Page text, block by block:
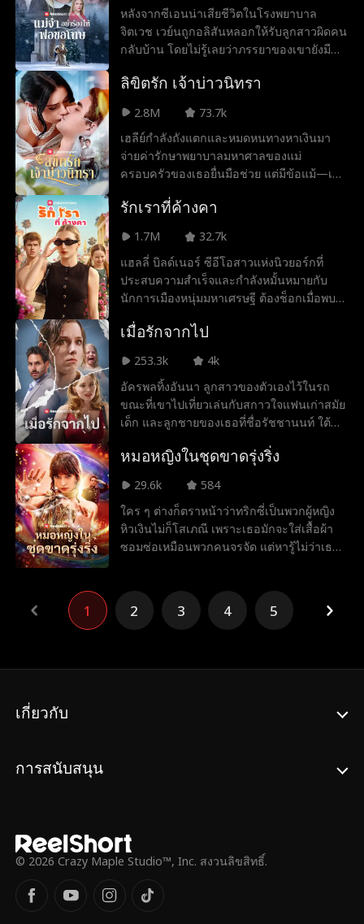
ตลอดกาล! แต่เขาจะทำอย่างไรเพื่อพาเธอกลับ
มาล่ะ?
หลังจากซีเอนน่าเสียชีวิตในโรงพยาบาล
จิตเวช เวย์นถูกอลิสันหลอกให้รับลูกสาวผิดคน
กลับบ้าน โดยไม่รู้เลยว่าภรรยาของเขายังมี
ร์เล็ต หญิงผู้ไร้ความปรานี ผู้ที่พร้อมจะแฉทุก
ลูกสาวของเธอ
ลิขิตรัก เจ้าบ่าวนิทรา
2.8M
73.7k
เฮลีย์กำลังถังแตกและหมดหนทางหาเงินมา
จ่ายค่ารักษาพยาบาลมหาศาลของแม่
ครอบครัวของเธอยื่นมือช่วย แต่มีข้อแม้—เธอ
ชายที่กำลังอยู่ในอาการโคม่าหลังอุบัติเหตุร้าย
เอล เทรนต์ก็กลับมามีชีวิตอีกครั้ง เมื่อเขาฟื้น
ขึ้นมาและพบว่าตัวเองหมั้นหมายกับหญิงแปลก
หน้าที่เขาไม่เคยรู้จักมาก่อน!
รักเราที่ค้างคา
1.7M
32.7k
แฮลลี่ บิลด์เนอร์ ซีอีโอสาวแห่งนิวยอร์กที่
ประสบความสำเร็จและกำลังหมั้นหมายกับ
นักการเมืองหนุ่มมหาเศรษฐี ต้องช็อกเมื่อพบ
เลย ด้วยความตั้งใจที่จะจัดการเรื่องในอดีตให้
พบว่าแฟนเก่าของเธอกำลังปิดบังความลับ
ใหญ่สองเรื่อง: เหตุผลที่แท้จริงที่เขาทำให้เธอ
เสียใจ และความจริงที่ว่าลูกสาววัย 7 ขวบของ
เขาคือลูกของเธอ ในขณะที่ความรู้สึกเก่าๆ
เลือกระหว่างชีวิตที่เธอสร้างขึ้นมา กับชีวิตที่
เธอทิ้งไว้เบื้องหลัง
เมื่อรักจากไป
253.3k
4k
อัครพลทิ้งอันนา ลูกสาวของตัวเองไว้ในรถ
ขณะที่เขาไปเที่ยวเล่นกับสกาวใจแฟนเก่าสมัย
เด็ก และลูกชายของเธอที่ชื่อรัชชานนท์ ใต้
สูงจนดับ เครื่องปรับอากาศหยุดทำงาน อันนา
เกือบหมดสติ เธอรีบกดโทรศัพท์หาอัครพลเพื่อ
ขอความช่วยเหลือ แต่อัครพลกลับวางสายโดย
ไม่ฟังสิ่งที่เธอพูด ก่อนที่แท็บเล็ตของอันนาจะ
หมดแบตเตอรี่ เธอรีบโทรหาแม่ ขอให้แม่ช่วย
ตามหาลูกสาวอย่างสิ้นหวัง เธอจะสามารถหา
ลูกและช่วยชีวิตเธอไว้ได้ทันเวลาก่อนที่จะเกิด
หมอหญิงในชุดขาดรุ่งริ่ง
29.6k
584
ใคร ๆ ต่างก็ตราหน้าว่าทริกซี่เป็นพวกผู้หญิง
หิวเงินไม่ก็โสเภณี เพราะเธอมักจะใส่เสื้อผ้า
ซอมซ่อเหมือนพวกคนจรจัด แต่หารู้ไม่ว่าเธอ
ฮอตที่สุดในประเทศได้ (แถมยังจะได้ครอบ
ครองหัวใจของเขาด้วยนะ)
1 2 3 4 5
เกี่ยวกับ
การสนับสนุน
© 2026 Crazy Maple Studio™, Inc. สงวนลิขสิทธิ์.